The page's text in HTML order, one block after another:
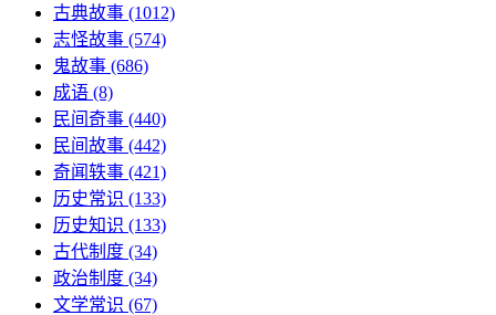
古典故事 (1012)
志怪故事 (574)
鬼故事 (686)
成语 (8)
民间奇事 (440)
民间故事 (442)
奇闻轶事 (421)
历史常识 (133)
历史知识 (133)
古代制度 (34)
政治制度 (34)
文学常识 (67)